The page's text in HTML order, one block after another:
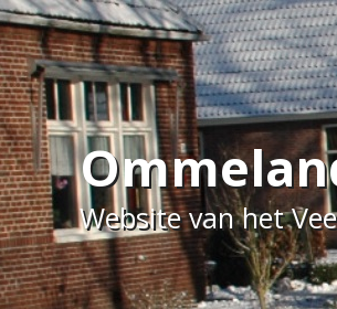
Ga
naar
de
inhoud
Website van het